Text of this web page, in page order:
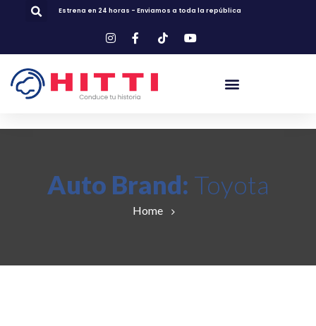
Estrena en 24 horas - Enviamos a toda la república
Auto Brand: Toyota
Home